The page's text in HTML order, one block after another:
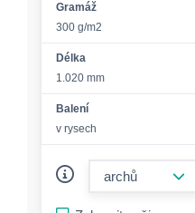
Gramáž
300 g/m2
Délka
1.020 mm
Balení
v rysech